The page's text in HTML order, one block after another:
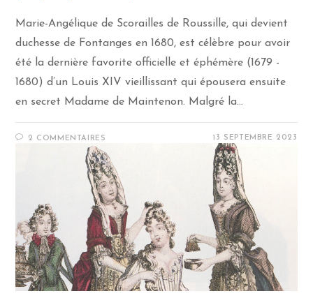
Marie-Angélique de Scorailles de Roussille, qui devient
duchesse de Fontanges en 1680, est célèbre pour avoir
été la dernière favorite officielle et éphémère (1679 -
1680) d’un Louis XIV vieillissant qui épousera ensuite
en secret Madame de Maintenon. Malgré la…
2 COMMENTAIRES 13 SEPTEMBRE 2023